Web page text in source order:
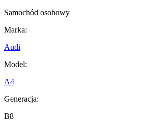
Samochód osobowy
Marka:
Audi
Model:
A4
Generacja:
B8